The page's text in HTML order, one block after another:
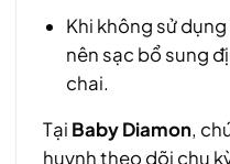
Khi không sử
nên sạc bổ sung
chai.
Tại Baby Diamon,
huynh theo dõi chu